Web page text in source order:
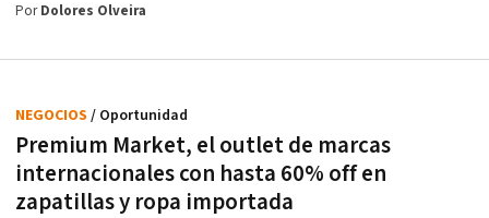
PorDolores Olveira
Premium Market, el outlet de marcas
internacionales con hasta 60% off en
zapatillas y ropa importada
NEGOCIOS / Oportunidad